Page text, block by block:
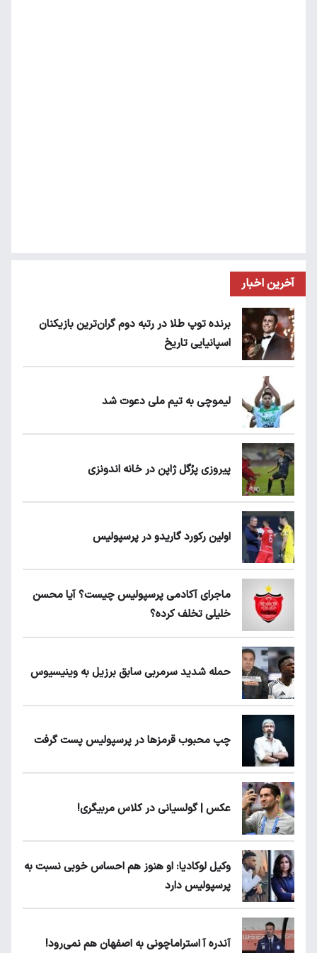
آخرین اخبار
برنده توپ طلا در رتبه دوم گران‌ترین بازیکنان
اسپانیایی تاریخ
لیموچی به تیم ملی دعوت شد
پیروزی پرُگل ژاپن در خانه اندونزی
اولین رکورد گاریدو در پرسپولیس
ماجرای آکادمی پرسپولیس چیست؟ آیا محسن
خلیلی تخلف کرده؟
حمله شدید سرمربی سابق برزیل به وینیسیوس
چپ محبوب قرمزها در پرسپولیس پست گرفت
عکس | گولسیانی در کلاس مربیگری!
وکیل لوکادیا: او هنوز هم احساس خوبی نسبت به
پرسپولیس دارد
آندره آ استراماچونی به اصفهان هم نمی‌رود!